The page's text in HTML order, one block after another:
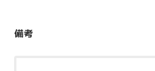
備考